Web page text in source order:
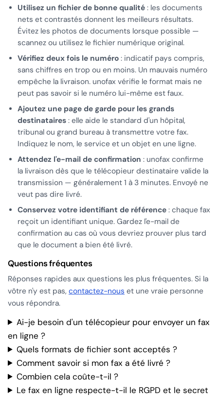
Utilisez un fichier de bonne qualité : les documents
nets et contrastés donnent les meilleurs résultats.
Évitez les photos de documents lorsque possible —
scannez ou utilisez le fichier numérique original.
Vérifiez deux fois le numéro : indicatif pays compris,
sans chiffres en trop ou en moins. Un mauvais numéro
empêche la livraison. unofax vérifie le format mais ne
peut pas savoir si le numéro lui-même est faux.
Ajoutez une page de garde pour les grands
destinataires : elle aide le standard d'un hôpital,
tribunal ou grand bureau à transmettre votre fax.
Indiquez le nom, le service et un objet en une ligne.
Attendez l'e-mail de confirmation : unofax confirme
la livraison dès que le télécopieur destinataire valide la
transmission — généralement 1 à 3 minutes. Envoyé ne
veut pas dire livré.
Conservez votre identifiant de référence : chaque fax
reçoit un identifiant unique. Gardez l'e-mail de
confirmation au cas où vous devriez prouver plus tard
que le document a bien été livré.
Questions fréquentes
Réponses rapides aux questions les plus fréquentes. Si la
vôtre n'y est pas, contactez-nous et une vraie personne
vous répondra.
Ai-je besoin d'un télécopieur pour envoyer un fax
en ligne ?
Quels formats de fichier sont acceptés ?
Comment savoir si mon fax a été livré ?
Combien cela coûte-t-il ?
Le fax en ligne respecte-t-il le RGPD et le secret